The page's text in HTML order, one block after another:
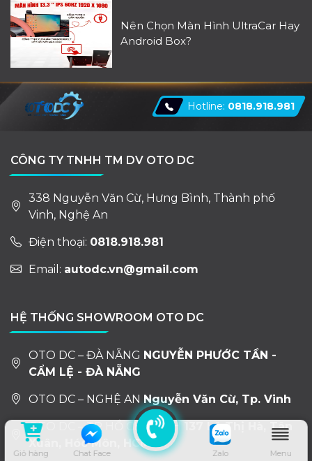
Giỏ hàng Chat Face Zalo Menu
Nên Chọn Màn Hình UltraCar Hay
Android Box?
Hotline: 0818.918.981
CÔNG TY TNHH TM DV OTO DC
338 Nguyễn Văn Cừ, Hưng Bình, Thành phố
Vinh, Nghệ An
Điện thoại: 0818.918.981
Email: autodc.vn@gmail.com
HỆ THỐNG SHOWROOM OTO DC
OTO DC – ĐÀ NẴNG NGUYỄN PHƯỚC TẦN -
CẨM LỆ - ĐÀ NẴNG
OTO DC – NGHỆ AN Nguyễn Văn Cừ, Tp. Vinh
OTO DC – TP HỒ CHÍ MINH
137 Lê Thị Hà, Tân
Xuân, Hóc Môn, HCM